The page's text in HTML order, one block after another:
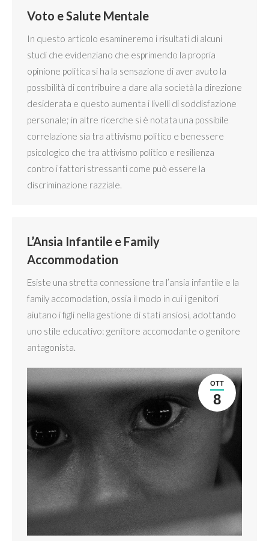
Voto e Salute Mentale
In questo articolo esamineremo i risultati di alcuni
studi che evidenziano che esprimendo la propria
opinione politica si ha la sensazione di aver avuto la
possibilità di contribuire a dare alla società la direzione
desiderata e questo aumenta i livelli di soddisfazione
personale; in altre ricerche si è notata una possibile
correlazione sia tra attivismo politico e benessere
psicologico che tra attivismo politico e resilienza
contro i fattori stressanti come può essere la
discriminazione razziale.
L’Ansia Infantile e Family
Accommodation
Esiste una stretta connessione tra l’ansia infantile e la
family accomodation, ossia il modo in cui i genitori
aiutano i figli nella gestione di stati ansiosi, adottando
uno stile educativo: genitore accomodante o genitore
antagonista.
OTT
8